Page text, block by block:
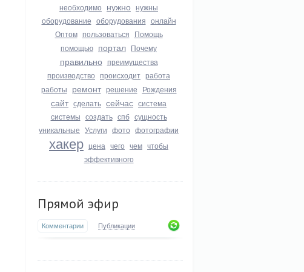
необходимо нужно нужны
оборудование оборудования онлайн
Оптом пользоваться Помощь
помощью портал Почему
правильно преимущества
производство происходит работа
работы ремонт решение Рождения
сайт сделать сейчас система
системы создать спб сущность
уникальные Услуги фото фотографии
хакер цена чего чем чтобы
эффективного
Прямой эфир
Комментарии Публикации